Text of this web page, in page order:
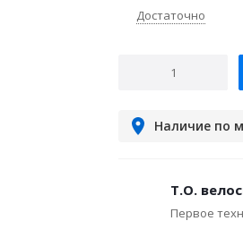
Достаточно
Наличие по
Т.О.
Первое